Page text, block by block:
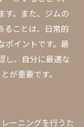
ストレンド
プランの活用
するコツ
供
す。また、ジムの
ることは、日常的
ポイントです。最
し、自分に最適な
が重要です。
ーニングを行うた